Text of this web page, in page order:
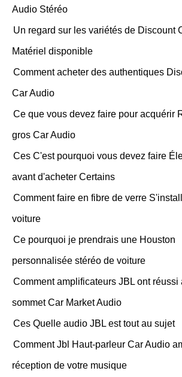
Audio Stéréo
Un regard sur les variétés de Discount
Matériel disponible
Comment acheter des authentiques
Car Audio
Ce que vous devez faire pour acquérir
gros Car Audio
Ces C'est pourquoi vous devez faire
avant d'acheter Certains
Comment faire en fibre de verre
voiture
Ce pourquoi je prendrais une Houston
personnalisée stéréo de voiture
Comment amplificateurs JBL ont réussi
sommet Car Market Audio
Ces Quelle audio JBL est tout au sujet
Comment Jbl Haut-parleur Car Audio
réception de votre musique